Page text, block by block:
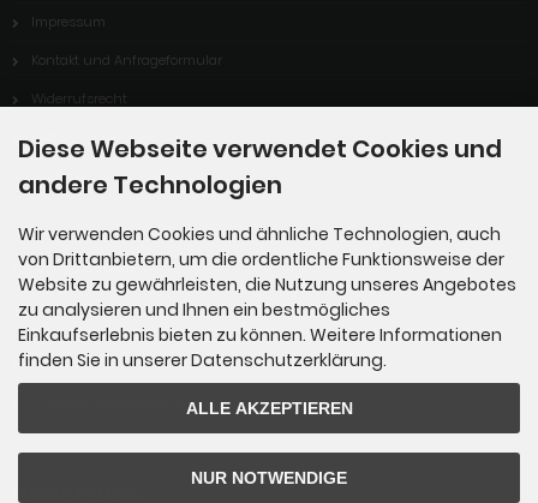
Impressum
Kontakt und Anfrageformular
Widerrufsrecht
Vertrag Widerrufen
Cookie Einstellungen
Informationen
Sitemap
Über uns
Vorteile von Kipping-Fossils
Diese Webseite verwendet Cookies und
andere Technologien
Wir verwenden Cookies und ähnliche Technologien, auch
von Drittanbietern, um die ordentliche Funktionsweise der
Website zu gewährleisten, die Nutzung unseres Angebotes
zu analysieren und Ihnen ein bestmögliches
Einkaufserlebnis bieten zu können. Weitere Informationen
finden Sie in unserer Datenschutzerklärung.
ALLE AKZEPTIEREN
NUR NOTWENDIGE